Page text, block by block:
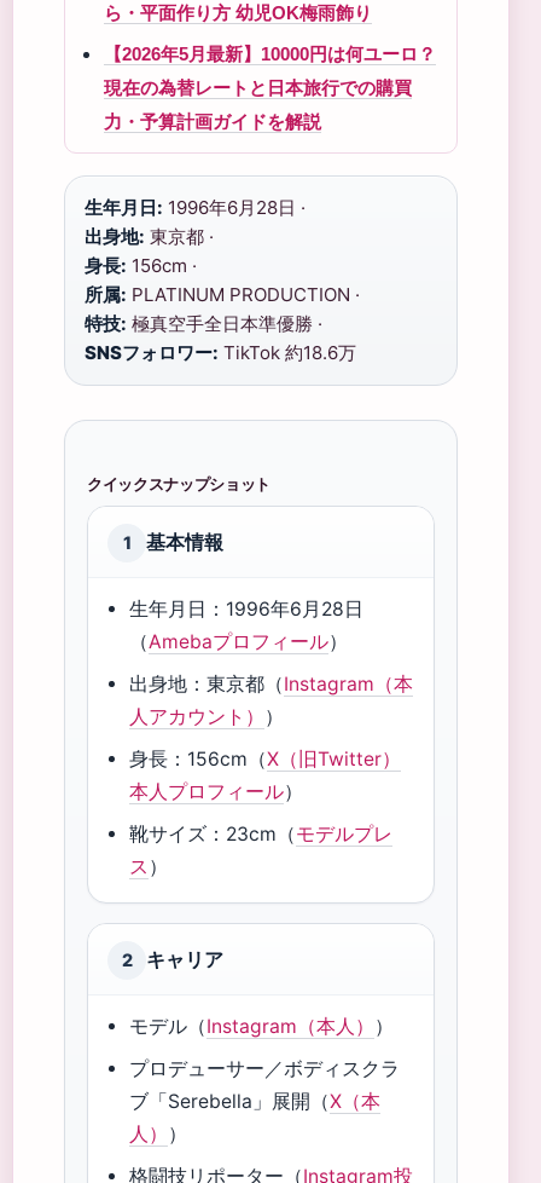
ら・平面作り方 幼児OK梅雨飾り
【2026年5月最新】10000円は何ユーロ？
現在の為替レートと日本旅行での購買
力・予算計画ガイドを解説
生年月日: 1996年6月28日 ·
出身地: 東京都 ·
身長: 156cm ·
所属: PLATINUM PRODUCTION ·
特技: 極真空手全日本準優勝 ·
SNSフォロワー: TikTok 約18.6万
クイックスナップショット
1 基本情報
生年月日：1996年6月28日
（Amebaプロフィール）
出身地：東京都（Instagram（本
人アカウント） ）
身長：156cm（X（旧Twitter）
本人プロフィール）
靴サイズ：23cm（モデルプレ
ス ）
2 キャリア
モデル（Instagram（本人） ）
プロデューサー／ボディスクラ
ブ「Serebella」展開（X（本
人） ）
格闘技リポーター（Instagram投